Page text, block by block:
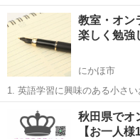
３年生です。教師は私以外に
数)、国公立・私立の医学部生もご提案でき
格や理解度に合わせて柔軟に対
秋田 秋田市 家庭教師
教室・オ
楽しく勉強
にかほ市
1. 英語学習に興味のある小さ
TOEIC・TOEFL・IELTSの点
に悩む大人の方など、生徒一
せたレッスン内容を組み...
にかほ市 家庭教師
秋田県でオ
【お一人